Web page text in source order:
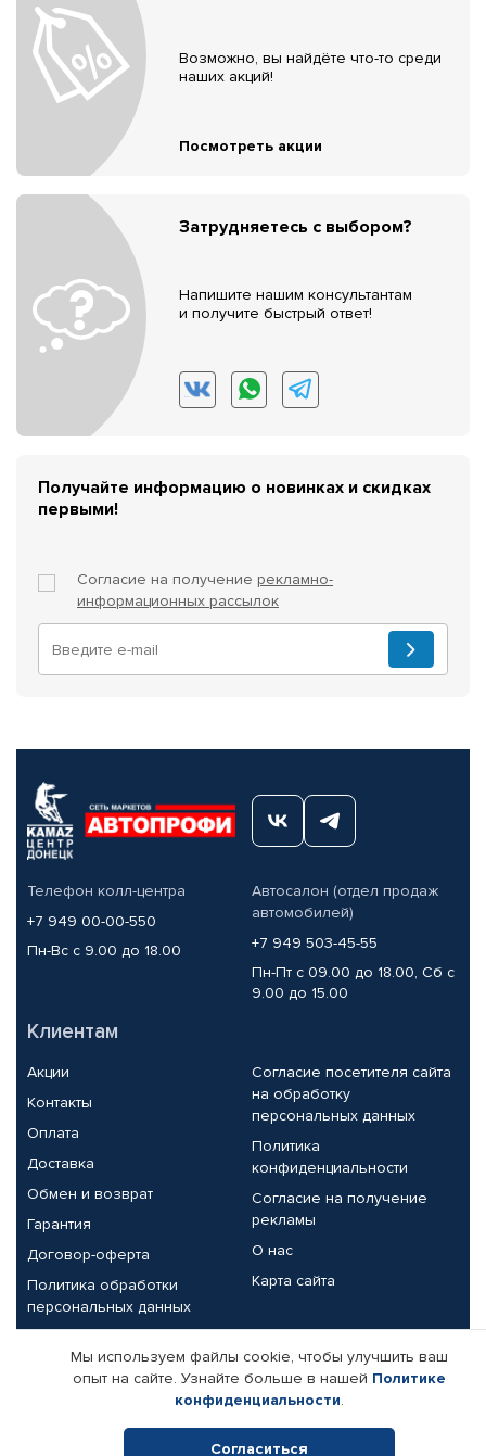
Возможно, вы найдёте что-то среди
наших акций!
Посмотреть акции
Затрудняетесь с выбором?
Напишите нашим консультантам
и получите быстрый ответ!
Получайте информацию о новинках и скидках
первыми!
Согласие на получение рекламно-
информационных рассылок
Телефон колл-центра
+7 949 00-00-550
Пн-Вс с 9.00 до 18.00
Автосалон (отдел продаж
автомобилей)
+7 949 503-45-55
Пн-Пт с 09.00 до 18.00, Сб с
9.00 до 15.00
Клиентам
Акции
Контакты
Оплата
Доставка
Обмен и возврат
Гарантия
Договор-оферта
Политика обработки
персональных данных
Согласие посетителя сайта
на обработку
персональных данных
Политика
конфиденциальности
Согласие на получение
рекламы
О нас
Карта сайта
Партнерам
Корпоративным клиентам
Поставщикам
Реквизиты компании
Мы используем файлы cookie, чтобы улучшить ваш
опыт на сайте. Узнайте больше в нашей Политике
конфиденциальности.
Согласиться